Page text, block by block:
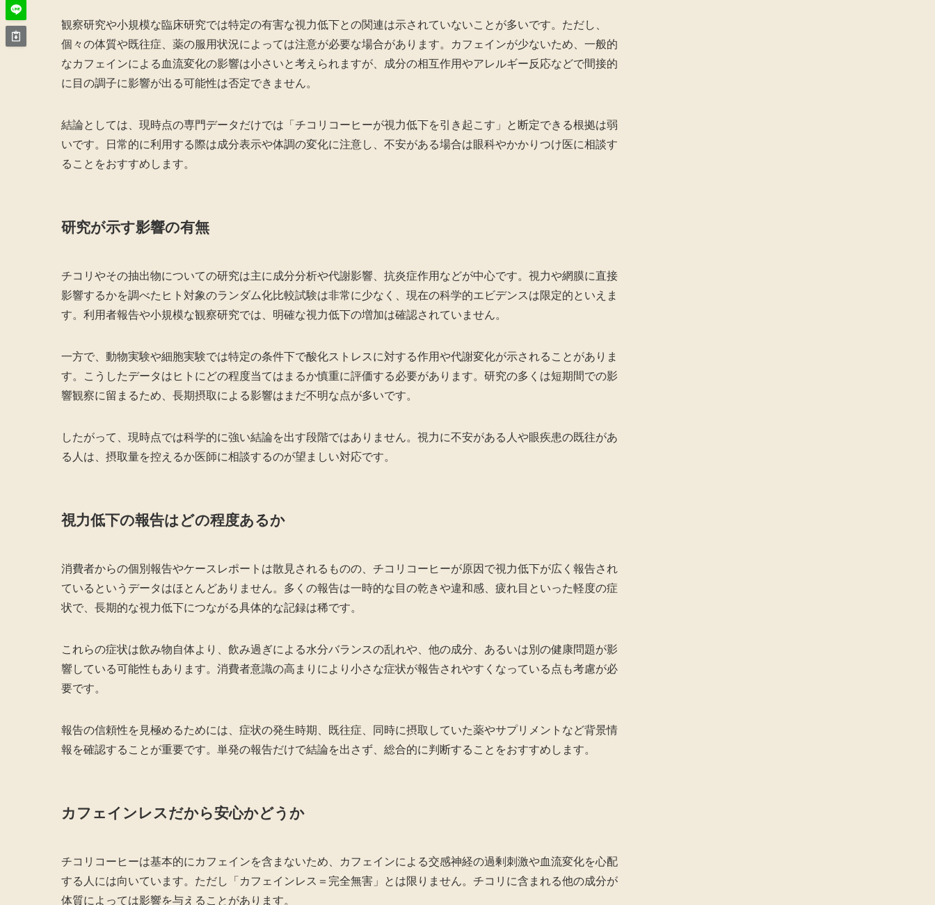
観察研究や小規模な臨床研究では特定の有害な視力低下との関連は示されていないことが多いです。ただし、
個々の体質や既往症、薬の服用状況によっては注意が必要な場合があります。カフェインが少ないため、一般的
なカフェインによる血流変化の影響は小さいと考えられますが、成分の相互作用やアレルギー反応などで間接的
に目の調子に影響が出る可能性は否定できません。
結論としては、現時点の専門データだけでは「チコリコーヒーが視力低下を引き起こす」と断定できる根拠は弱
いです。日常的に利用する際は成分表示や体調の変化に注意し、不安がある場合は眼科やかかりつけ医に相談す
ることをおすすめします。
研究が示す影響の有無
チコリやその抽出物についての研究は主に成分分析や代謝影響、抗炎症作用などが中心です。視力や網膜に直接
影響するかを調べたヒト対象のランダム化比較試験は非常に少なく、現在の科学的エビデンスは限定的といえま
す。利用者報告や小規模な観察研究では、明確な視力低下の増加は確認されていません。
一方で、動物実験や細胞実験では特定の条件下で酸化ストレスに対する作用や代謝変化が示されることがありま
す。こうしたデータはヒトにどの程度当てはまるか慎重に評価する必要があります。研究の多くは短期間での影
響観察に留まるため、長期摂取による影響はまだ不明な点が多いです。
したがって、現時点では科学的に強い結論を出す段階ではありません。視力に不安がある人や眼疾患の既往があ
る人は、摂取量を控えるか医師に相談するのが望ましい対応です。
視力低下の報告はどの程度あるか
消費者からの個別報告やケースレポートは散見されるものの、チコリコーヒーが原因で視力低下が広く報告され
ているというデータはほとんどありません。多くの報告は一時的な目の乾きや違和感、疲れ目といった軽度の症
状で、長期的な視力低下につながる具体的な記録は稀です。
これらの症状は飲み物自体より、飲み過ぎによる水分バランスの乱れや、他の成分、あるいは別の健康問題が影
響している可能性もあります。消費者意識の高まりにより小さな症状が報告されやすくなっている点も考慮が必
要です。
報告の信頼性を見極めるためには、症状の発生時期、既往症、同時に摂取していた薬やサプリメントなど背景情
報を確認することが重要です。単発の報告だけで結論を出さず、総合的に判断することをおすすめします。
カフェインレスだから安心かどうか
チコリコーヒーは基本的にカフェインを含まないため、カフェインによる交感神経の過剰刺激や血流変化を心配
する人には向いています。ただし「カフェインレス＝完全無害」とは限りません。チコリに含まれる他の成分が
体質によっては影響を与えることがあります。